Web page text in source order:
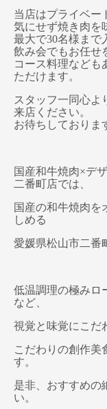
当店はプライベー
気にせず焼き肉を
最大で30名様まで
飲み会でもお任せ
コース料理なども
ただけます。
スタッフ一同心よ
来店ください。
お待ちしておりま
国産和牛焼肉×デ
二番町店では、
国産の和牛焼肉を
しめる
愛媛県松山市二番
低温調理の極みロ
など、
視覚と味覚にこだ
こだわりの創作美
す。
是非、おすすめの
い。